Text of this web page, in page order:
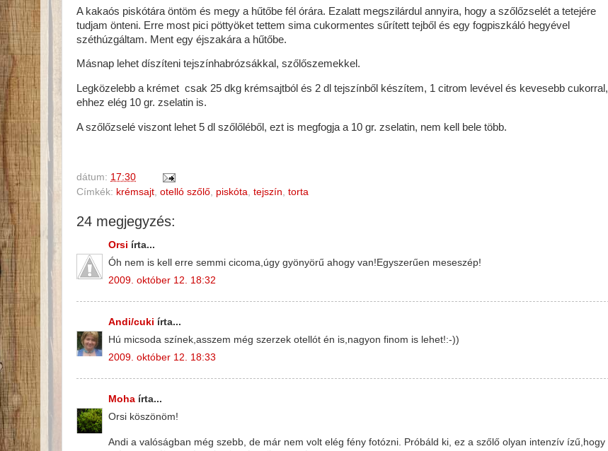
A kakaós piskótára öntöm és megy a hűtőbe fél órára. Ezalatt megszilárdul annyira, hogy a szőlőzselét a tetejére
tudjam önteni. Erre most pici pöttyöket tettem sima cukormentes sűrített tejből és egy fogpiszkáló hegyével
széthúzgáltam. Ment egy éjszakára a hűtőbe.
Másnap lehet díszíteni tejszínhabrózsákkal, szőlőszemekkel.
Legközelebb a krémet csak 25 dkg krémsajtból és 2 dl tejszínből készítem, 1 citrom levével és kevesebb cukorral,
ehhez elég 10 gr. zselatin is.
A szőlőzselé viszont lehet 5 dl szőlőléből, ezt is megfogja a 10 gr. zselatin, nem kell bele több.
dátum: 17:30
Címkék: krémsajt otelló szőlő piskóta tejszín torta
24 megjegyzés:
Orsi írta...
Óh nem is kell erre semmi cicoma,úgy gyönyörű ahogy van!Egyszerűen meseszép!
2009. október 12. 18:32
Andi/cuki írta...
Hú micsoda színek,asszem még szerzek otellót én is,nagyon finom is lehet!:-))
2009. október 12. 18:33
Moha írta...
Orsi köszönöm!
Andi a valóságban még szebb, de már nem volt elég fény fotózni. Próbáld ki, ez a szőlő olyan intenzív ízű,hogy